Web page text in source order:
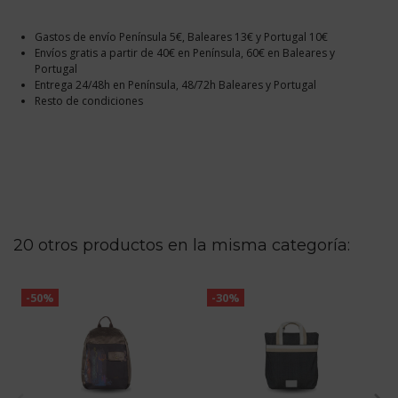
Gastos de envío Península 5€, Baleares 13€ y Portugal 10€
Envíos gratis a partir de 40€ en Península, 60€ en Baleares y
Portugal
Entrega 24/48h en Península, 48/72h Baleares y Portugal
Resto de condiciones
20 otros productos en la misma categoría:
-50% -30%